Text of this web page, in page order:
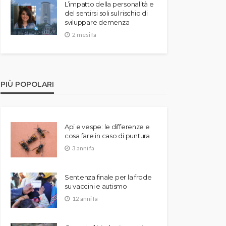
L’impatto della personalità e
del sentirsi soli sul rischio di
sviluppare demenza
2 mesi fa
PIÙ POPOLARI
Api e vespe: le differenze e
cosa fare in caso di puntura
3 anni fa
Sentenza finale per la frode
su vaccini e autismo
12 anni fa